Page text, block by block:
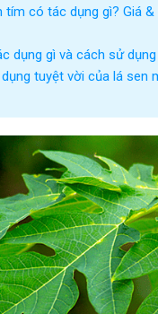
tím có tác dụng gì? Giá
dụng gì và cách sử
tuyệt vời của lá sen